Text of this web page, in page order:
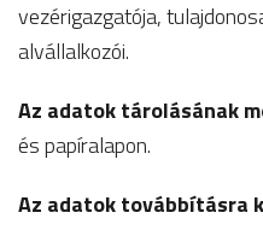
vezérigazgatója,
alvállalkozói.
Az adatok tárolásának
és papíralapon.
Az adatok továbbításra